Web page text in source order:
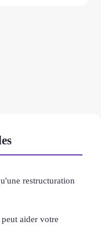
restructuration
aider votre